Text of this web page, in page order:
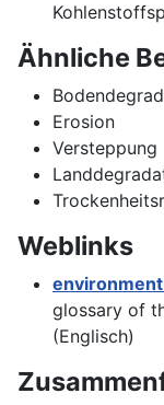
Ähnliche
Erosion
Versteppung
Weblinks
glossary of
(Englisch)